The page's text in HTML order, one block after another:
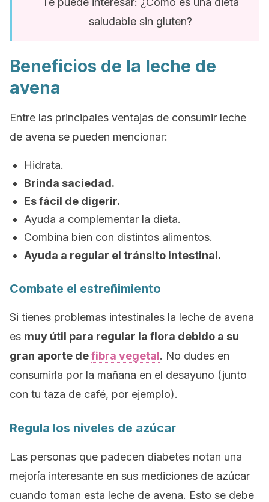
saludable sin gluten?
Beneficios de la leche de
avena
Entre las principales ventajas de consumir leche
de avena se pueden mencionar:
Hidrata.
Brinda saciedad.
Es fácil de digerir.
Ayuda a complementar la dieta.
Combina bien con distintos alimentos.
Ayuda a regular el tránsito intestinal.
Combate el estreñimiento
Si tienes problemas intestinales la leche de avena
es muy útil para regular la flora debido a su
gran aporte defibra vegetal. No dudes en
consumirla por la mañana en el desayuno (junto
con tu taza de café, por ejemplo).
Regula los niveles de azúcar
Las personas que padecen diabetes notan una
mejoría interesante en sus mediciones de azúcar
cuando toman esta leche de avena. Esto se debe